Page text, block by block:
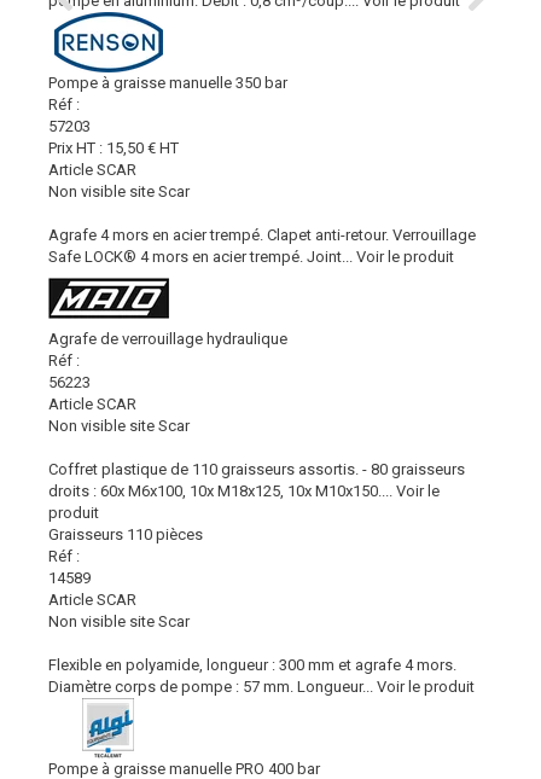
Pompe à graisse manuelle 350 bar
Réf :
57203
Prix HT : 15,50 € HT
Article SCAR
Non visible site Scar
Agrafe 4 mors en acier trempé. Clapet anti-retour. Verrouillage
Safe LOCK® 4 mors en acier trempé. Joint...
Voir le produit
Agrafe de verrouillage hydraulique
Réf :
56223
Article SCAR
Non visible site Scar
Coffret plastique de 110 graisseurs assortis. - 80 graisseurs
droits : 60x M6x100, 10x M18x125, 10x M10x150....
Voir le
produit
Graisseurs 110 pièces
Réf :
14589
Article SCAR
Non visible site Scar
Flexible en polyamide, longueur : 300 mm et agrafe 4 mors.
Diamètre corps de pompe : 57 mm. Longueur...
Voir le produit
Pompe à graisse manuelle PRO 400 bar